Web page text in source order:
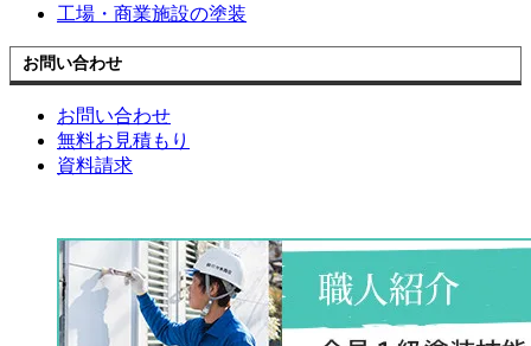
工場・商業施設の塗装
お問い合わせ
お問い合わせ
無料お見積もり
資料請求